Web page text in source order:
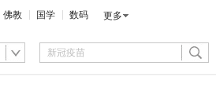
佛教 国学 数码 更多